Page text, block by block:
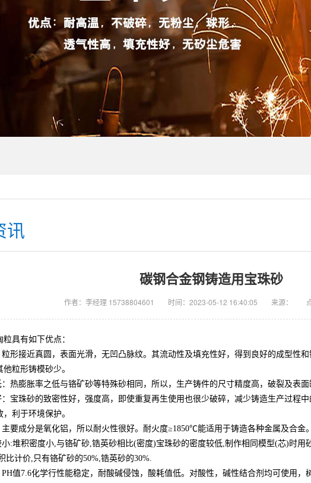
讯
碳钢合金钢铸造用宝珠砂
作者：李经理 15738804601 时间：2023-05-12 16:40:05 来源：
具有如下优点：
粒形接近真圆，表面光滑，无凹凸脉纹。其流动性及填充性好，得到良好的成型性
粒形铸模砂少。
热膨胀率之低与铬矿砂等特殊砂相同，所以，生产铸件的尺寸精度高，破裂及表面
宝珠砂的致密性好，强度高，即使重复再生使用也很少破碎，减少铸造生产过程
利于环境保护。
要成分是氧化铝，所以耐火性很好。耐火度≥1850℃能适用于铸造各种金属及合金。
:堆积密度小,与铬矿砂,锆英砂相比(密度)宝珠砂的密度较低,制作相同模型(芯)时用
比计价,只有铬矿砂的50%,锆英砂的30%.
值7.6化学行性能稳定，耐酸碱侵蚀，酸耗值低。对酸性，碱性结合剂均可使用，